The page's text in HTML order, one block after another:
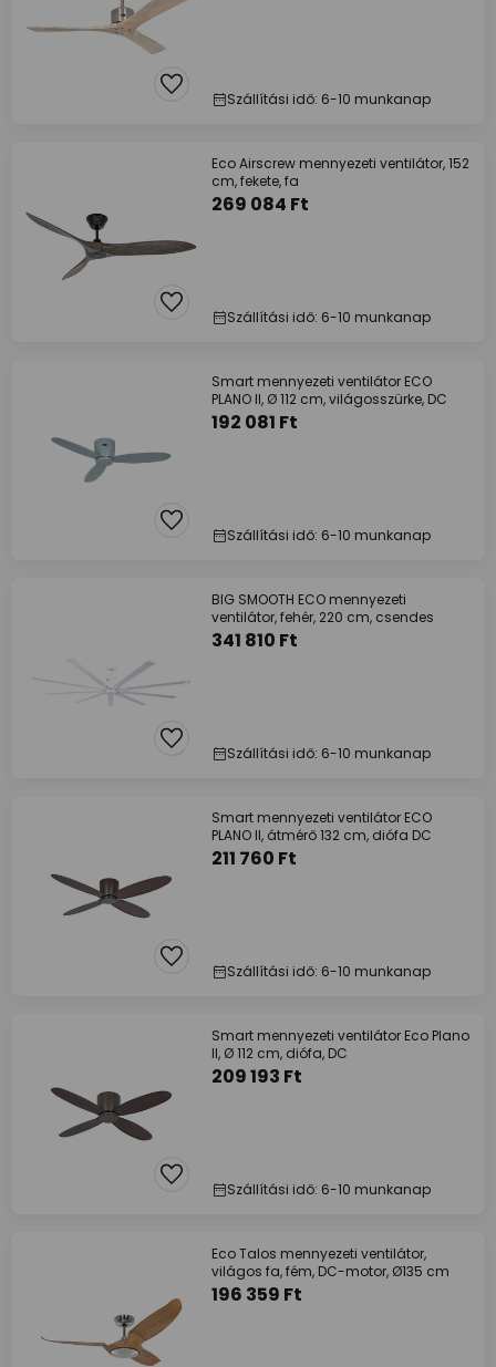
Szállítási idő: 6-10 munkanap
Eco Airscrew mennyezeti ventilátor, 152
cm, fekete, fa
269 084 Ft
Szállítási idő: 6-10 munkanap
Smart mennyezeti ventilátor ECO
PLANO II, Ø 112 cm, világosszürke, DC
192 081 Ft
Szállítási idő: 6-10 munkanap
BIG SMOOTH ECO mennyezeti
ventilátor, fehér, 220 cm, csendes
341 810 Ft
Szállítási idő: 6-10 munkanap
Smart mennyezeti ventilátor ECO
PLANO II, átmérő 132 cm, diófa DC
211 760 Ft
Szállítási idő: 6-10 munkanap
Smart mennyezeti ventilátor Eco Plano
II, Ø 112 cm, diófa, DC
209 193 Ft
Szállítási idő: 6-10 munkanap
Eco Talos mennyezeti ventilátor,
világos fa, fém, DC-motor, Ø135 cm
196 359 Ft